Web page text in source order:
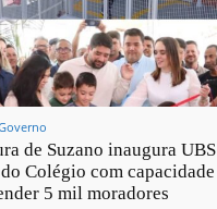
de Suzano inaugura UBS
Colégio com capacidade
5 mil moradores